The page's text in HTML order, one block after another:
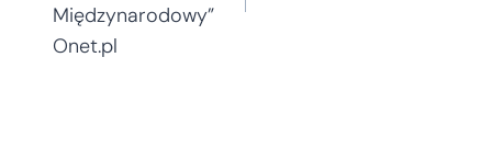
Międzynarodowy”
Onet.pl